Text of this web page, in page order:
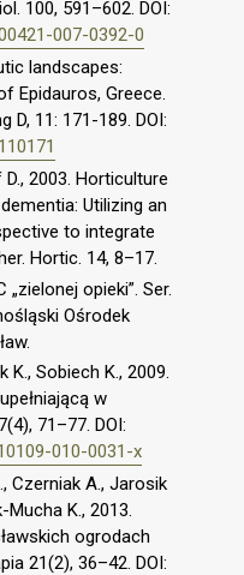
100, 591–602. DOI:
007-0392-0
landscapes:
Epidauros, Greece.
D, 11: 171-189. DOI:
2003. Horticulture
Utilizing an
to integrate
Hortic. 14, 8–17.
„zielonej opieki”. Ser.
Ośrodek
K., Sobiech K., 2009.
w
71–77. DOI:
010-0031-x
Czerniak A., Jarosik
Mucha K., 2013.
ogrodach
21(2), 36–42. DOI: